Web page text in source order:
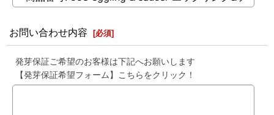
お問い合わせ内容 [必須]
発芽保証ご希望のお客様は下記へお願いします
【発芽保証希望フォーム】こちらをクリック！